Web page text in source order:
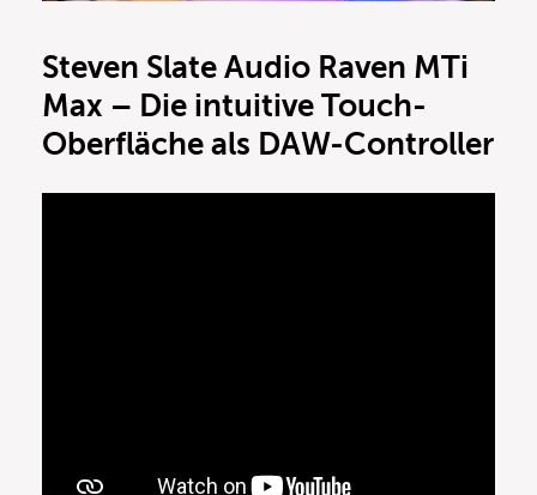
Steven Slate Audio Raven MTi
Max – Die intuitive Touch-
Oberfläche als DAW-Controller